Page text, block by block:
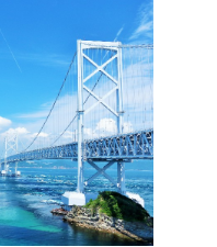
土日・祝日定休